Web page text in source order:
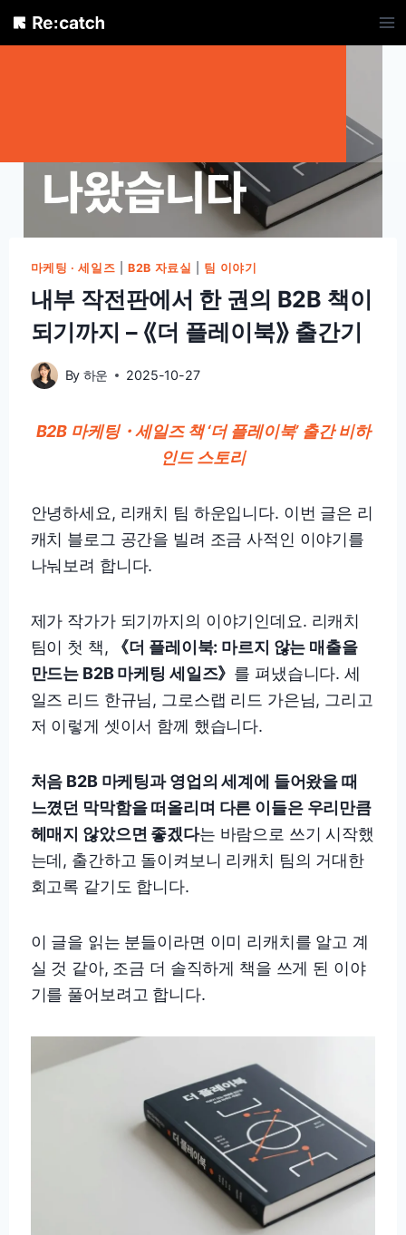
Skip
마케팅 · 세일즈 |B2B 자료실 팀 이야기
내부 작전판에서 한 권의 B2B 책이
되기까지 – ⟪더 플레이북⟫ 출간기
By 하운 2025-10-27
B2B 마케팅・세일즈 책 ‘더 플레이북’ 출간 비하
인드 스토리
안녕하세요, 리캐치 팀 하운입니다. 이번 글은 리
캐치 블로그 공간을 빌려 조금 사적인 이야기를
나눠보려 합니다.
제가 작가가 되기까지의 이야기인데요. 리캐치
팀이 첫 책,
《더 플레이북: 마르지 않는 매출을
만드는 B2B 마케팅 세일즈》 를 펴냈습니다. 세
일즈 리드 한규님, 그로스랩 리드 가은님, 그리고
저 이렇게 셋이서 함께 했습니다.
처음 B2B 마케팅과 영업의 세계에 들어왔을 때
느꼈던 막막함을 떠올리며 다른 이들은 우리만큼
헤매지 않았으면 좋겠다는 바람으로 쓰기 시작했
는데, 출간하고 돌이켜보니 리캐치 팀의 거대한
회고록 같기도 합니다.
이 글을 읽는 분들이라면 이미 리캐치를 알고 계
실 것 같아, 조금 더 솔직하게 책을 쓰게 된 이야
기를 풀어보려고 합니다.